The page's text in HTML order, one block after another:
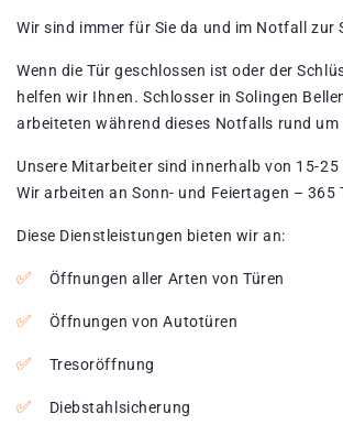
Wir sind immer für Sie da und im Notfall zur
Wenn die Tür geschlossen ist oder der
helfen wir Ihnen. Schlosser in Solingen
arbeiteten während dieses Notfalls rund um
Unsere Mitarbeiter sind innerhalb von 15-
Wir arbeiten an Sonn- und Feiertagen – 365
Diese Dienstleistungen bieten wir an:
Öffnungen aller Arten von Türen
Öffnungen von Autotüren
Tresoröffnung
Diebstahlsicherung